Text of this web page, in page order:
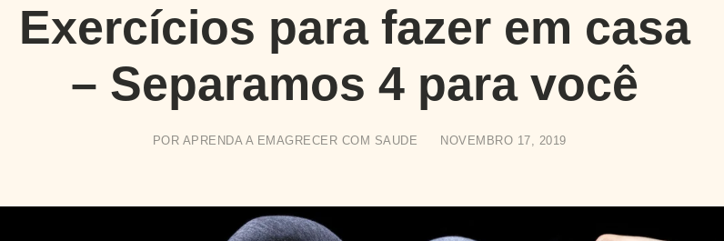
Exercícios para fazer em casa
– Separamos 4 para você
POR APRENDA A EMAGRECER COM SAUDE NOVEMBRO 17, 2019